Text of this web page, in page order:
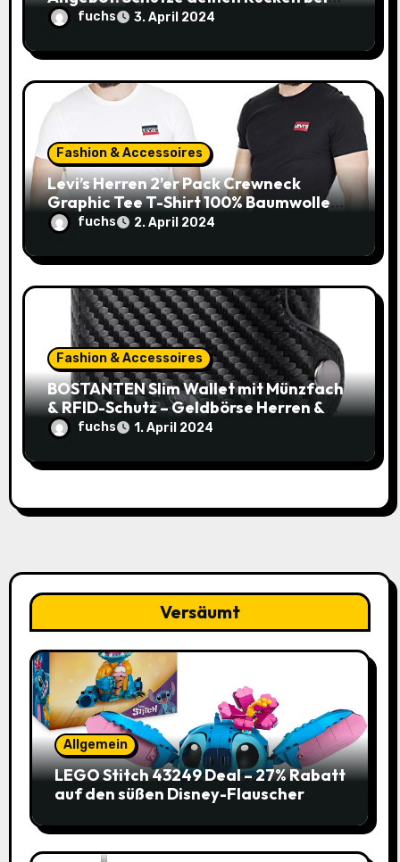
Biken zum unschlagbaren Preis!
fuchs 3. April 2024
Fashion & Accessoires
Levi’s Herren 2’er Pack Crewneck
Graphic Tee T-Shirt 100% Baumwolle
(Gr. XXS-XXL) – 20€ statt 36,19€!
fuchs 2. April 2024
Fashion & Accessoires
BOSTANTEN Slim Wallet mit Münzfach
& RFID-Schutz – Geldbörse Herren &
Damen Klein mit Kartenetui – Mini
Portmonee Karten Geldbeutel Herren
– Smart Wallets for Men (Schwarz) für
fuchs 1. April 2024
Versäumt
Allgemein
LEGO Stitch 43249 Deal – 27% Rabatt
auf den süßen Disney-Flauscher